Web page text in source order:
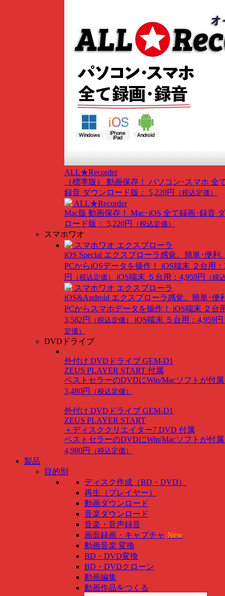
ALL★Recorder
（標準版） 動画保存！ パソコン･スマホ 全
録音 ダウンロード版： 5,220円 （税込定価）
ALL★Recorder
Mac版 動画保存！ Mac･iOS 全て録画･録音
ロード版： 5,220円
（税込定価）
スマホワオ
スマホワオ エクスプローラ
iOS Special エクスプローラ感覚。簡単･便利
PCからiOSデータを操作！ iOS端末 ２台用：
円
（税込定価） iOS端末 ５台用：4,959円 （税
スマホワオ エクスプローラ
iOS&Android エクスプローラ感覚。簡単･便
PCからスマホデータを操作！ iOS端末 ２台
3,582円
（税込定価） iOS端末 ５台用：4,959円
定価）
DVDドライブ
外付け DVDドライブ GEM-D1
ZEUS PLAYER START 付属
ベストセラーのDVDにWin/Macソフトが付
3,480円
（税込定価）
外付け DVDドライブ GEM-D1
ZEUS PLAYER START
＋ディスククリエイター7 DVD 付属
ベストセラーのDVDにWin/Macソフトが付
4,980円
（税込定価）
製品
目的別
ディスク作成（BD・DVD）
再生（プレイヤー）
動画ダウンロード
音楽ダウンロード
音楽・音声録音
画面録画・キャプチャ New
動画音楽 変換
BD・DVD変換
BD・DVDクローン
動画編集
動画作品をつくる